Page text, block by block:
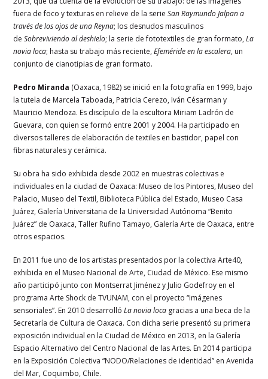
fuera de foco y texturas en relieve de la serieSan Raymundo Jalpan a
través de los ojos de una Reyna; los desnudos masculinos
deSobreviviendo al deshielo; la serie de fototextiles de gran formato,La
novia loca; hasta su trabajo más reciente,Efeméride en la escalera, un
conjunto de cianotipias de gran formato.
Pedro Miranda (Oaxaca, 1982) se inició en la fotografía en 1999, bajo
la tutela de Marcela Taboada, Patricia Cerezo, Iván Césarman y
Mauricio Mendoza. Es discípulo de la escultora Miriam Ladrón de
Guevara, con quien se formó entre 2001 y 2004. Ha participado en
diversos talleres de elaboración de textiles en bastidor, papel con
fibras naturales y cerámica.
Su obra ha sido exhibida desde 2002 en muestras colectivas e
individuales en la ciudad de Oaxaca: Museo de los Pintores, Museo del
Palacio, Museo del Textil, Biblioteca Pública del Estado, Museo Casa
Juárez, Galería Universitaria de la Universidad Autónoma “Benito
Juárez” de Oaxaca, Taller Rufino Tamayo, Galería Arte de Oaxaca, entre
otros espacios.
En 2011 fue uno de los artistas presentados por la colectiva Arte40,
exhibida en el Museo Nacional de Arte, Ciudad de México. Ese mismo
año participó junto con Montserrat Jiménez y Julio Godefroy en el
programa Arte Shock de TVUNAM, con el proyecto “Imágenes
sensoriales”. En 2010 desarrollóLa novia loca gracias a una beca de la
Secretaría de Cultura de Oaxaca. Con dicha serie presentó su primera
exposición individual en la Ciudad de México en 2013, en la Galería
Espacio Alternativo del Centro Nacional de las Artes. En 2014 participa
en la Exposición Colectiva “NODO/Relaciones de identidad” en Avenida
del Mar, Coquimbo, Chile.